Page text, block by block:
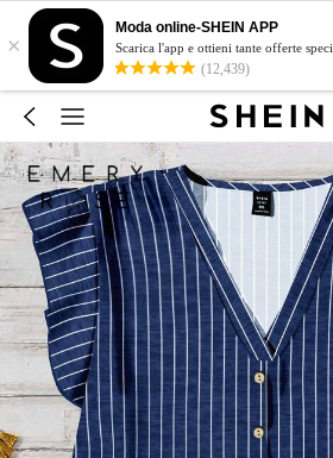
×
Moda online-SHEIN APP
Scarica l'app e ottieni tante offerte
(12,439)